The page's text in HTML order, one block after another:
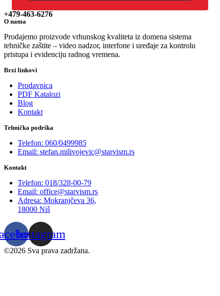
+479-463-6276
O nama
Prodajemo proizvode vrhunskog kvaliteta iz domena sistema
tehničke zaštite – video nadzor, interfone i uređaje za kontrolu
pristupa i evidenciju radnog vremena.
Brzi linkovi
Prodavnica
PDF Katalozi
Blog
Kontakt
Tehnička podrška
Telefon: 060/0499985
Email: stefan.milivojevic@starvism.rs
Kontakt
Telefon: 018/328-00-79
Email: office@starvism.rs
Adresa: Mokranjčeva 36,
18000 Niš
Instagram
©2026 Sva prava zadržana.